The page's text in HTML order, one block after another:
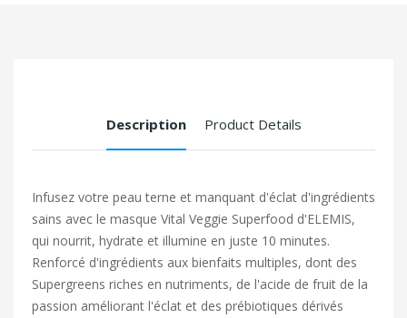
Description Product Details
Infusez votre peau terne et manquant d'éclat d'ingrédients
sains avec le masque Vital Veggie Superfood d'ELEMIS,
qui nourrit, hydrate et illumine en juste 10 minutes.
Renforcé d'ingrédients aux bienfaits multiples, dont des
Supergreens riches en nutriments, de l'acide de fruit de la
passion améliorant l'éclat et des prébiotiques dérivés